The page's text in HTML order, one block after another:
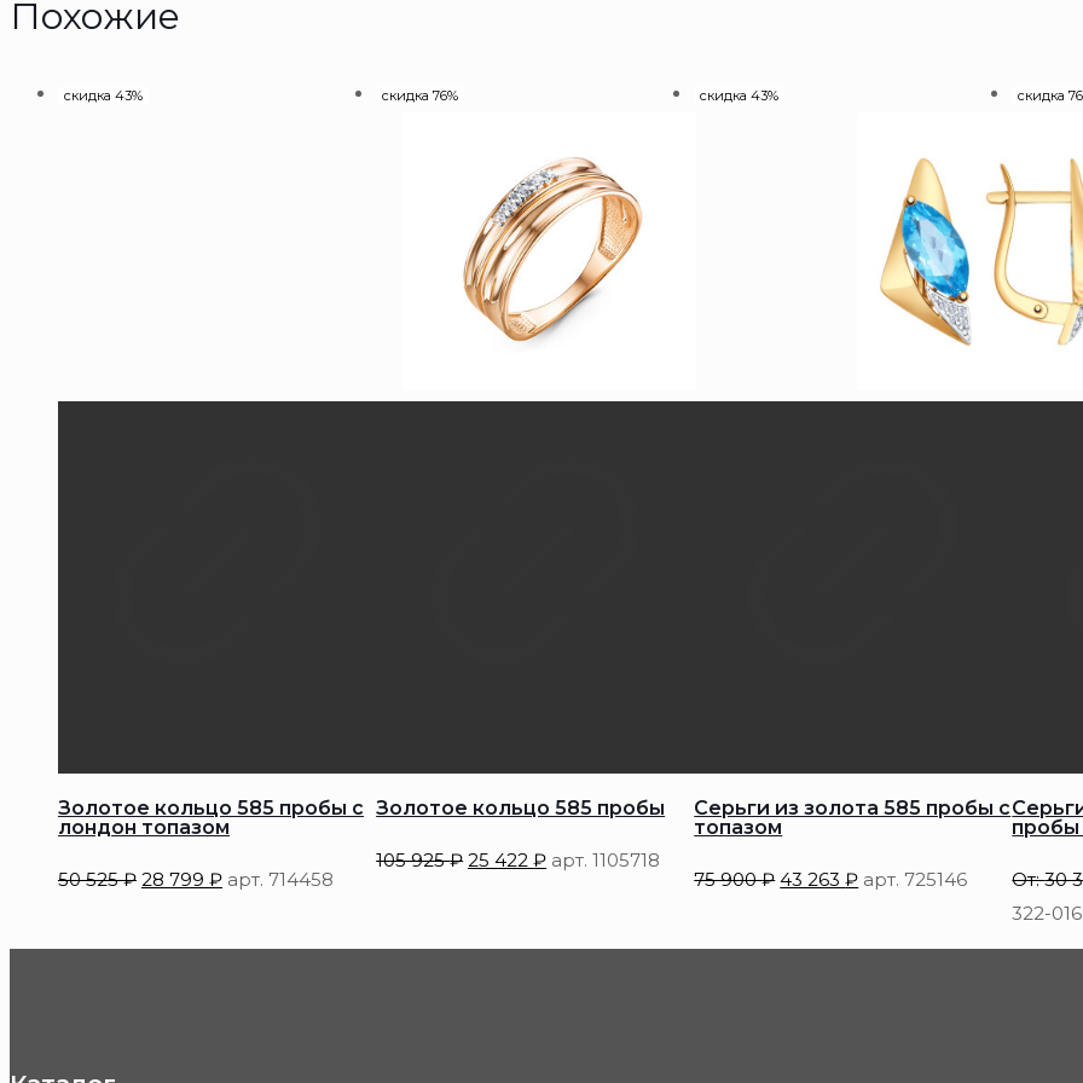
Похожие
скидка 43%
Золотое кольцо 585 пробы с
лондон топазом
50 525₽ 28 799 ₽ арт. 714458
скидка 76%
Золотое кольцо 585 пробы
105 925₽ 25 422₽ арт. 1105718
скидка 43%
Серьги из золота 585 пробы с
топазом
75 900₽ 43 263₽ арт. 725146
скидка
пробы
От:30
322-